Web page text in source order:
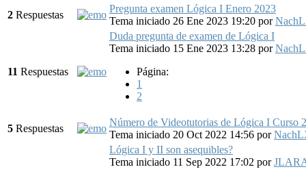
2 Respuestas
Pregunta examen Lógica I Enero 2023
Tema iniciado 26 Ene 2023 19:20 por
11 Respuestas
Duda pregunta de examen de Lógica I
Tema iniciado 15 Ene 2023 13:28 por
Página:
1
2
5 Respuestas
Número de Videotutorias de Lógica I Curso
Tema iniciado 20 Oct 2022 14:56 por
Lógica I y II son asequibles?
Tema iniciado 11 Sep 2022 17:02 por